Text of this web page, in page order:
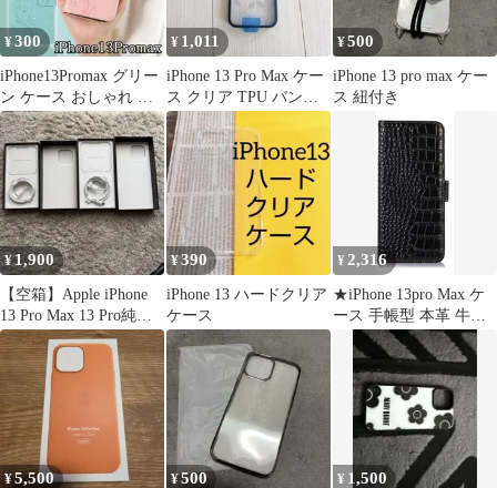
¥300
iPhone13Promax グリー
ン ケース おしゃれ か
わいい キラキラ
¥ 1,011
iPhone 13 Pro Max ケー
ス クリア TPU バンパ
ーケース
¥500
iPhone 13 pro max ケー
ス 紐付き
¥1,900
【空箱】Apple iPhone
13 Pro Max 13 Pro純正
付属品
¥390
iPhone 13 ハードクリア
ケース
¥ 2,316
★iPhone 13pro Max ケ
ース 手帳型 本革 牛革
財布型 鰐柄 クロコダイ
ル柄 耐衝撃 [RFIDブロ
ッキング]
¥5,500 ¥500 ¥ 1,500